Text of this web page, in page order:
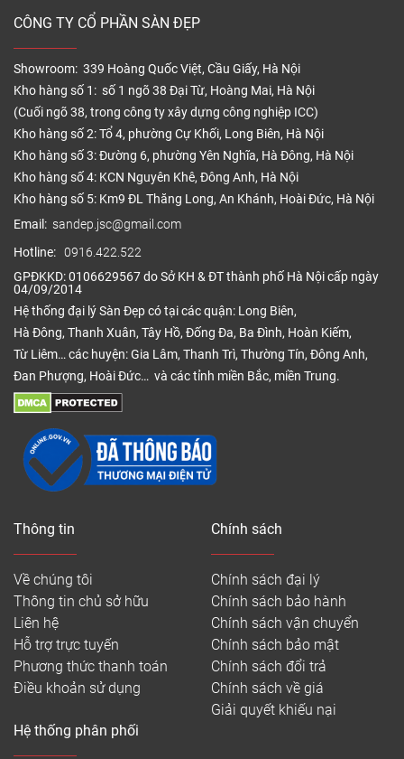
CÔNG TY CỔ PHẦN SÀN ĐẸP
Showroom: 339 Hoàng Quốc Việt, Cầu Giấy, Hà Nội
Kho hàng số 1: số 1 ngõ 38 Đại Từ, Hoàng Mai, Hà Nội
(Cuối ngõ 38, trong công ty xây dựng công nghiệp ICC)
Kho hàng số 2: Tổ 4, phường Cự Khối, Long Biên, Hà Nội
Kho hàng số 3: Đường 6, phường Yên Nghĩa, Hà Đông, Hà Nội
Kho hàng số 4: KCN Nguyên Khê, Đông Anh, Hà Nội
Kho hàng số 5: Km9 ĐL Thăng Long, An Khánh, Hoài Đức, Hà Nội
Email: sandep.jsc@gmail.com
Hotline: 0916.422.522
GPĐKKD: 0106629567 do Sở KH & ĐT thành phố Hà Nội cấp ngày
04/09/2014
Hệ thống đại lý Sàn Đẹp có tại các quận: Long Biên,
Hà Đông, Thanh Xuân, Tây Hồ, Đống Đa, Ba Đình, Hoàn Kiếm,
Từ Liêm… các huyện: Gia Lâm, Thanh Trì, Thường Tín, Đông Anh,
Đan Phượng, Hoài Đức… và các tỉnh miền Bắc, miền Trung.
Thông tin
Về chúng tôi
Thông tin chủ sở hữu
Liên hệ
Hỗ trợ trực tuyến
Phương thức thanh toán
Điều khoản sử dụng
Chính sách
Chính sách đại lý
Chính sách bảo hành
Chính sách vận chuyển
Chính sách bảo mật
Chính sách đổi trả
Chính sách về giá
Giải quyết khiếu nại
Hệ thống phân phối